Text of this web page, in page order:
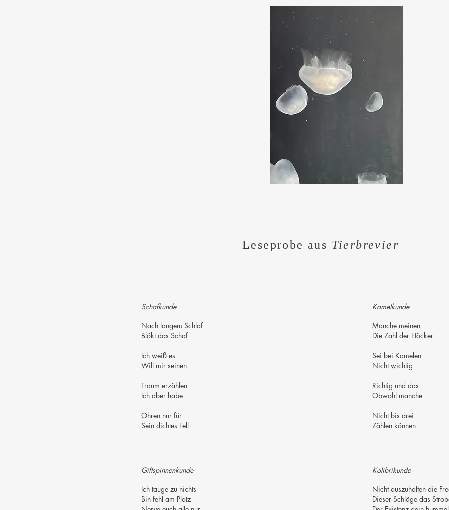
Leseprobe aus Tierbrevier
Schafkunde
Nach langem Schlaf
Blökt das Schaf
Ich weiß es
Will mir seinen
Traum erzählen
Ich aber habe
Ohren nur für
Sein dichtes Fell
Kamelkunde
Manche meinen
Die Zahl der Höcker
Sei bei Kamelen
Nicht wichtig
Richtig und das
Obwohl manche
Nicht bis drei
Zählen können
Giftspinnenkunde
Ich tauge zu nichts
Bin fehl am Platz
Kolibrikunde
Nicht auszuhalten die
Dieser Schläge das